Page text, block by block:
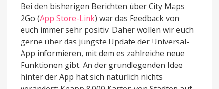
Bei den bisherigen Berichten über City Maps
2Go (App Store-Link) war das Feedback von
euch immer sehr positiv. Daher wollen wir euch
gerne über das jüngste Update der Universal-
App informieren, mit dem es zahlreiche neue
Funktionen gibt. An der grundlegenden Idee
hinter der App hat sich natürlich nichts